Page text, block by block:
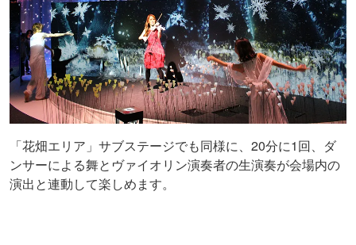
「花畑エリア」サブステージでも同様に、20分に1回、ダ
ンサーによる舞とヴァイオリン演奏者の生演奏が会場内の
演出と連動して楽しめます。